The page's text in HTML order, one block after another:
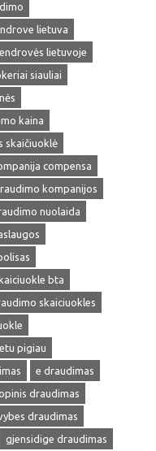
lietuva
lietuvoje
siauliai
kaina
skaičiuoklė
compensa
kompanijos
nuolaida
bta
skaiciuokles
pigiau
e draudimas
draudimas
draudimas
gjensidige draudimas